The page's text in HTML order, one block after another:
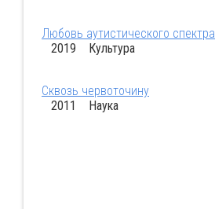
Любовь аутистического спектра
2019 Культура
Сквозь червоточину
2011 Наука